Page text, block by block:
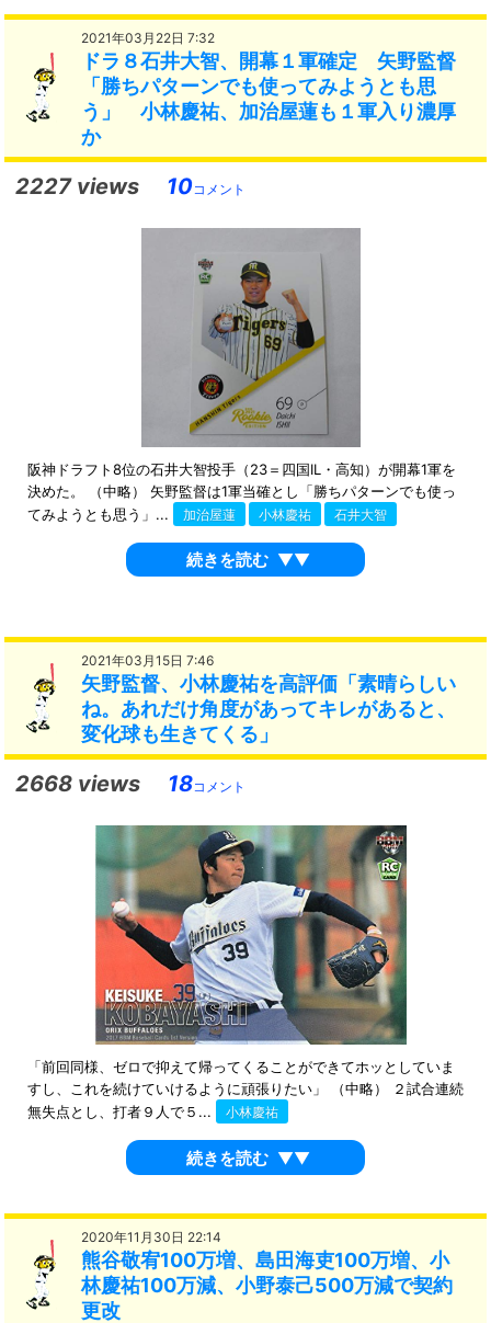
2021年03月22日 7:32
ドラ８石井大智、開幕１軍確定 矢野監督
「勝ちパターンでも使ってみようとも思
う」 小林慶祐、加治屋蓮も１軍入り濃厚
か
2227 views 10コメント
阪神ドラフト8位の石井大智投手（23＝四国IL・高知）が開幕1軍を
決めた。 （中略） 矢野監督は1軍当確とし「勝ちパターンでも使っ
てみようとも思う」...
加治屋蓮 小林慶祐 石井大智
続きを読む ▼▼
2021年03月15日 7:46
矢野監督、小林慶祐を高評価「素晴らしい
ね。あれだけ角度があってキレがあると、
変化球も生きてくる」
2668 views 18コメント
「前回同様、ゼロで抑えて帰ってくることができてホッとしていま
すし、これを続けていけるように頑張りたい」 （中略） ２試合連続
無失点とし、打者９人で５...
小林慶祐
続きを読む ▼▼
2020年11月30日 22:14
熊谷敬宥100万増、島田海吏100万増、小
林慶祐100万減、小野泰己500万減で契約
更改